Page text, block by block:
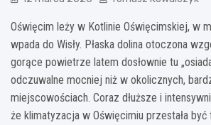
Oświęcim leży w Kotlinie Oświęcimskiej, w
wpada do Wisły. Płaska dolina otoczona
gorące powietrze latem dosłownie tu
odczuwalne mocniej niż w okolicznych,
miejscowościach. Coraz dłuższe i
że klimatyzacja w Oświęcimiu przestała być